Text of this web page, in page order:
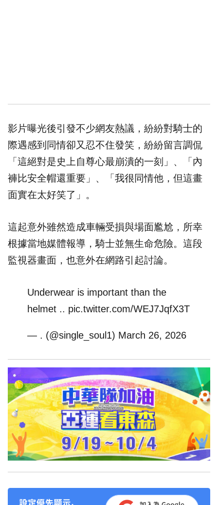
影片曝光後引發不少網友熱議，紛紛對騎士的
際遇感到同情卻又忍不住發笑，紛紛留言調侃
「這絕對是史上自尊心最崩潰的一刻」、「 內
褲比安全帽還重要」、「我很同情他，但這畫
面實在太好笑了」。
這起意外雖然造成車輛受損與場面尷尬，所幸
根據當地媒體報導，騎士並無生命危險。這段
監視器畫面，也意外在網路引起討論。
Underwear is important than the
helmet .. pic.twitter.com/WEJ7JqfX3T
— . (@single_soul1) March 26, 2026